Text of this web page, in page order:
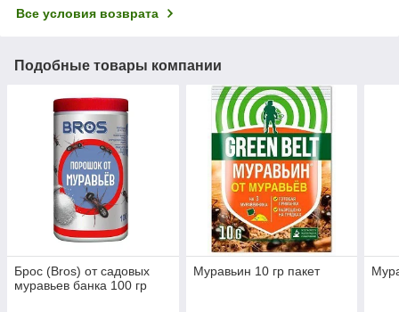
Все условия возврата
Подобные товары компании
Брос (Bros) от садовых
муравьев банка 100 гр
Муравьин 10 гр пакет